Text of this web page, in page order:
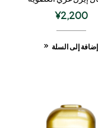
¥2,200
إضافة إلى السلة